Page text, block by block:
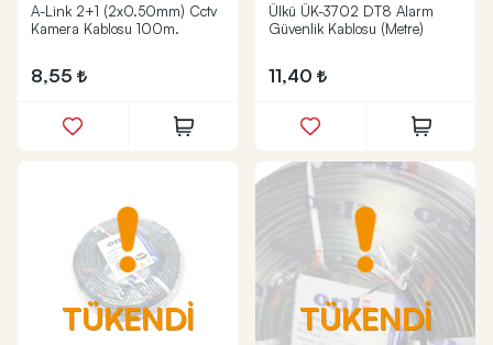
A-Link 2+1 (2x0.50mm) Cctv
Kamera Kablosu 100m.
8,55
Ülkü ÜK-3702 DT8 Alarm
Güvenlik Kablosu (Metre)
11,40
TÜKENDİ TÜKENDİ